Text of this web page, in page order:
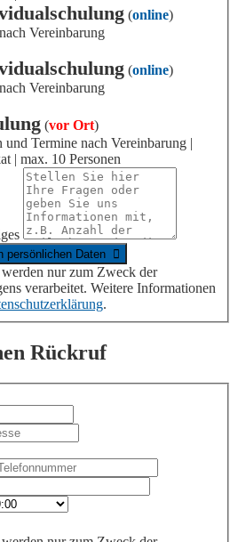
(online)
Vereinbarung
(online)
Vereinbarung
(vor Ort)
Termine nach Vereinbarung |
| max. 10 Personen
nur zum Zweck der
verarbeitet. Weitere Informationen
.
Rückruf